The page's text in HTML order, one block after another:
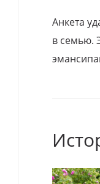
Анкета
в семью.